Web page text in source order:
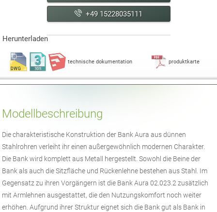
+49 15228035111
Herunterladen
technische dokumentation produktkarte
Modellbeschreibung
Die charakteristische Konstruktion der Bank Aura aus dünnen
Stahlrohren verleiht ihr einen außergewöhnlich modernen Charakter.
Die Bank wird komplett aus Metall hergestellt. Sowohl die Beine der
Bank als auch die Sitzfläche und Rückenlehne bestehen aus Stahl. Im
Gegensatz zu ihren Vorgängern ist die Bank Aura 02.023.2 zusätzlich
mit Armlehnen ausgestattet, die den Nutzungskomfort noch weiter
erhöhen. Aufgrund ihrer Struktur eignet sich die Bank gut als Bank in